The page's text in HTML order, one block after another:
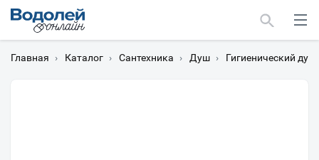
Главная › Каталог › Сантехника › Душ › Гигиенический душ